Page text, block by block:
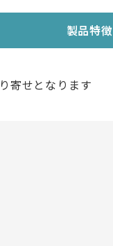
製品特徴
寄せとなります